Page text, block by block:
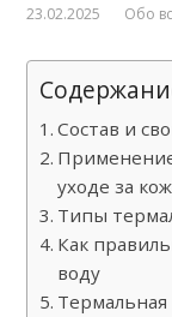
23.02.2025 Обо
Состав и
уходе за
Типы
Как
воду